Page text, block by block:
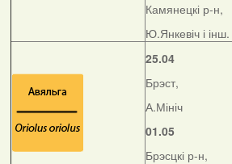
Камянецкі р-н,
Ю.Янкевіч і інш.
25.04
Брэст,
А.Мініч
01.05
Брэсцкі р-н,